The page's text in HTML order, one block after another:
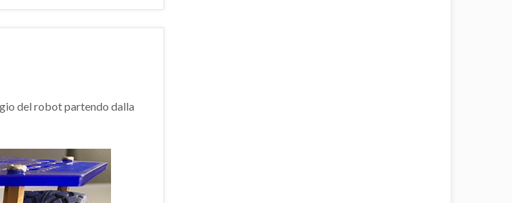
del robot partendo dalla